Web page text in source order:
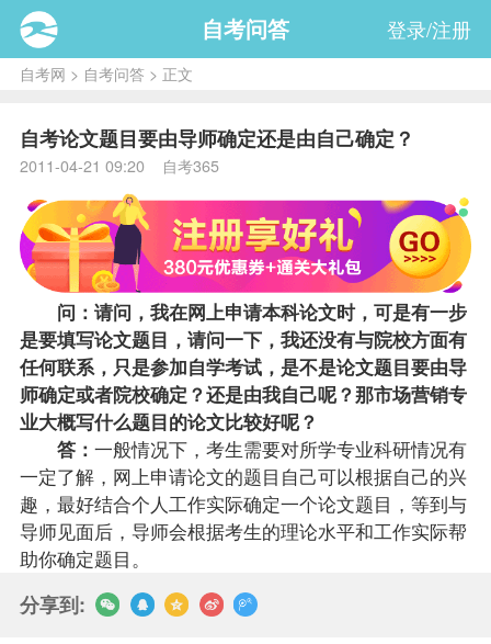
自考问答 登录/注册
自考网 > 自考问答> 正文
自考论文题目要由导师确定还是由自己确定？
2011-04-21 09:20 自考365
问：请问，我在网上申请本科论文时，可是有一步
是要填写论文题目，请问一下，我还没有与院校方面有
任何联系，只是参加自学考试，是不是论文题目要由导
师确定或者院校确定？还是由我自己呢？那市场营销专
业大概写什么题目的论文比较好呢？
答： 一般情况下，考生需要对所学专业科研情况有
一定了解，网上申请论文的题目自己可以根据自己的兴
趣，最好结合个人工作实际确定一个论文题目，等到与
导师见面后，导师会根据考生的理论水平和工作实际帮
助你确定题目。
分享到: